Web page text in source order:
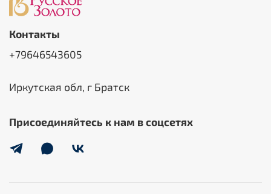
Контакты
+79646543605
Иркутская обл, г Братск
Присоединяйтесь к нам в соцсетях